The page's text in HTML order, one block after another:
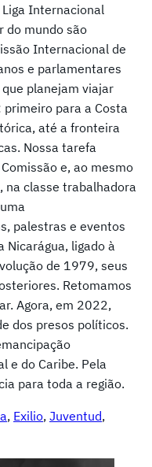
Internacional
do mundo são
Internacional de
e parlamentares
planejam viajar
para a Costa
até a fronteira
Nossa tarefa
e, ao mesmo
classe trabalhadora
palestras e eventos
Nicarágua, ligado à
de 1979, seus
Retomamos
Agora, em 2022,
dos presos políticos.
e do Caribe. Pela
para toda a região.
, Exilio, Juventud